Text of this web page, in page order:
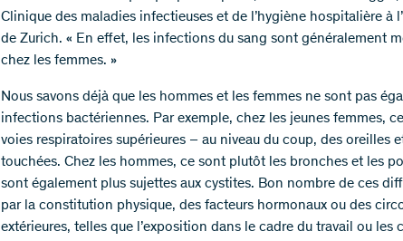
Clinique des maladies infectieuses et de l’hygiène hospitalière à
de Zurich. « En effet, les infections du sang sont généralement
chez les femmes. »
Nous savons déjà que les hommes et les femmes ne sont pas
infections bactériennes. Par exemple, chez les jeunes femmes,
voies respiratoires supérieures – au niveau du coup, des oreilles
touchées. Chez les hommes, ce sont plutôt les bronches et les
sont également plus sujettes aux cystites. Bon nombre de ces
par la constitution physique, des facteurs hormonaux ou des
extérieures, telles que l’exposition dans le cadre du travail ou les